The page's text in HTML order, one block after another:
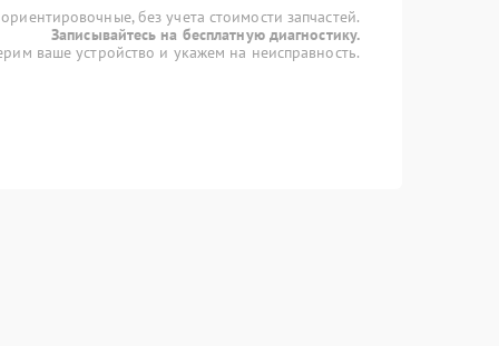
без учета стоимости запчастей.
Записывайтесь на бесплатную диагностику.
ваше устройство и укажем на неисправность.